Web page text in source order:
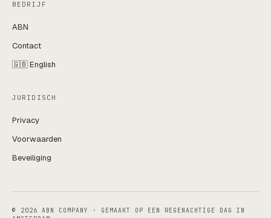
BEDRIJF
ABN
Contact
🇬🇧 English
JURIDISCH
Privacy
Voorwaarden
Beveiliging
© 2026 ABN COMPANY · GEMAAKT OP EEN REGENACHTIGE DAG IN